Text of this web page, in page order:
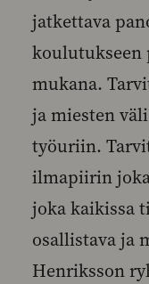
jatkettava
koulutukseen
mukana.
ja miesten
työuriin.
ilmapiirin
joka kaikissa
osallistava ja
Henriksson